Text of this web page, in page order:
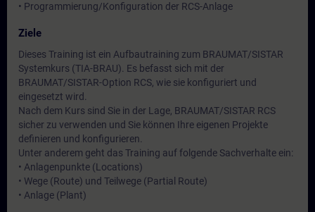
• Programmierung/Konfiguration der RCS-Anlage
Ziele
Dieses Training ist ein Aufbautraining zum BRAUMAT/SISTAR
Systemkurs (TIA-BRAU). Es befasst sich mit der
BRAUMAT/SISTAR-Option RCS, wie sie konfiguriert und
eingesetzt wird.
Nach dem Kurs sind Sie in der Lage, BRAUMAT/SISTAR RCS
sicher zu verwenden und Sie können Ihre eigenen Projekte
definieren und konfigurieren.
Unter anderem geht das Training auf folgende Sachverhalte ein:
• Anlagenpunkte (Locations)
• Wege (Route) und Teilwege (Partial Route)
• Anlage (Plant)